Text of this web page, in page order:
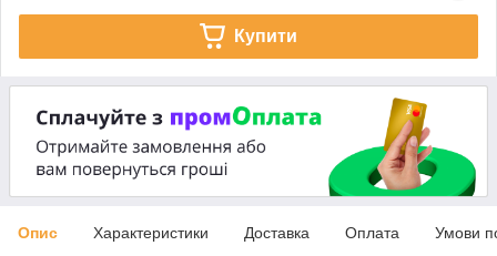
Купити
Опис Характеристики Доставка Оплата Умови